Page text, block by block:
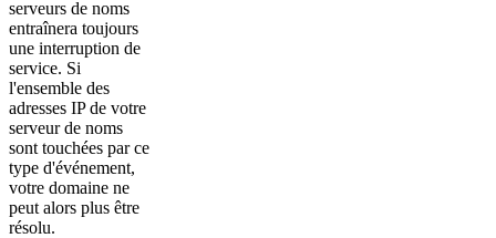
serveurs de noms
entraînera toujours
une interruption de
service. Si
l'ensemble des
adresses IP de votre
serveur de noms
sont touchées par ce
type d'événement,
votre domaine ne
peut alors plus être
résolu.